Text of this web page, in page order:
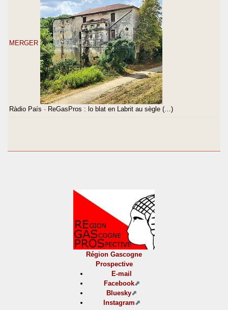
MERGER
Ràdio País · ReGasPros : lo blat en Labrit au sègle (…)
Région Gascogne
Prospective
E-mail
Facebook
Bluesky
Instagram